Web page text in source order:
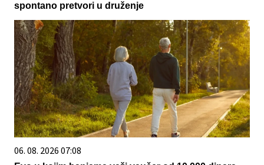
spontano pretvori u druženje
06. 08. 2026 07:08